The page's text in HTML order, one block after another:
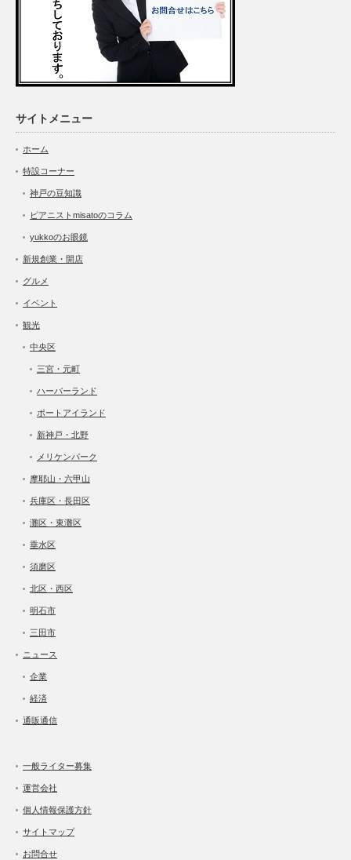
サイトメニュー
ホーム
特設コーナー
神戸の豆知識
ピアニストmisatoのコラム
yukkoのお眼鏡
新規創業・開店
グルメ
イベント
観光
中央区
三宮・元町
ハーバーランド
ポートアイランド
新神戸・北野
メリケンパーク
摩耶山・六甲山
兵庫区・長田区
灘区・東灘区
垂水区
須磨区
北区・西区
明石市
三田市
ニュース
企業
経済
通販通信
一般ライター募集
運営会社
個人情報保護方針
サイトマップ
お問合せ